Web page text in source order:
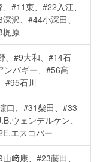
#11東、#22入江、
沢、#44小深田、
梶原
、#9大和、#14石
ンバギー、#56髙
#95石川
口、#31柴田、#33
ウェンデルケン、
エスコバー
﨑康、#23藤田、